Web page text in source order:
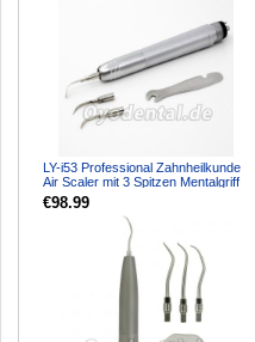
LY-i53 Professional Zahnheilkunde
Air Scaler mit 3 Spitzen Mentalgriff
€98.99